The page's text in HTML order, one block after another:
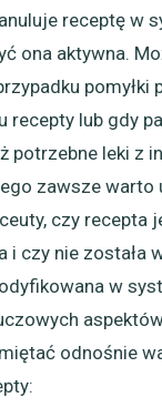
receptę w
ona aktywna.
pomyłki
recepty lub gdy
potrzebne leki z
zawsze warto
czy recepta
i czy nie została
w
odnośnie